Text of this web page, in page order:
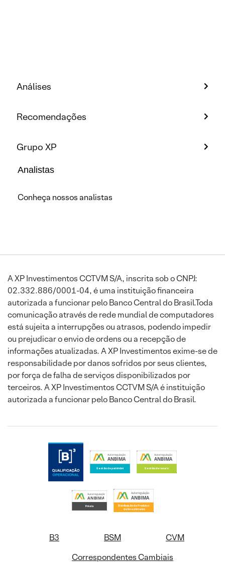
Análises
Recomendações
Grupo XP
Analistas
Conheça nossos analistas
A XP Investimentos CCTVM S/A, inscrita sob o CNPJ:
02.332.886/0001-04, é uma instituição financeira
autorizada a funcionar pelo Banco Central do Brasil.Toda
comunicação através de rede mundial de computadores
está sujeita a interrupções ou atrasos, podendo impedir
ou prejudicar o envio de ordens ou a recepção de
informações atualizadas. A XP Investimentos exime-se de
responsabilidade por danos sofridos por seus clientes,
por força de falha de serviços disponibilizados por
terceiros. A XP Investimentos CCTVM S/A é instituição
autorizada a funcionar pelo Banco Central do Brasil.
B3 BSM
CVM
Correspondentes Cambiais